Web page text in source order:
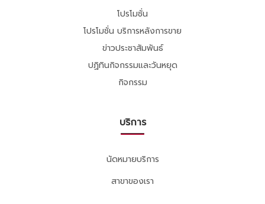
โปรโมชั่น
โปรโมชั่น บริการหลังการขาย
ข่าวประชาสัมพันธ์
ปฏิทินกิจกรรมและวันหยุด
กิจกรรม
บริการ
นัดหมายบริการ
สาขาของเรา